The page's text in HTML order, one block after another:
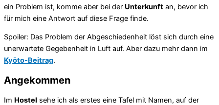
ein Problem ist, komme aber bei der Unterkunft an, bevor ich
für mich eine Antwort auf diese Frage finde.
Spoiler: Das Problem der Abgeschiedenheit löst sich durch eine
unerwartete Gegebenheit in Luft auf. Aber dazu mehr dann im
Kyōto-Beitrag.
Angekommen
Im Hostel sehe ich als erstes eine Tafel mit Namen, auf der